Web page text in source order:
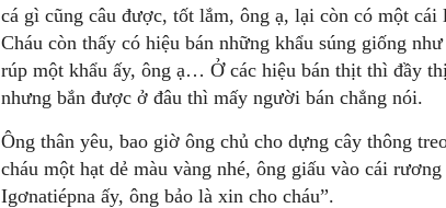
cá gì cũng câu được, tốt lắm, ông ạ, lại còn có một
Cháu còn thấy có hiệu bán những khẩu súng giống
rúp một khẩu ấy, ông ạ… Ở các hiệu bán thịt thì đầy
nhưng bắn được ở đâu thì mấy người bán chẳng nói.
Ông thân yêu, bao giờ ông chủ cho dựng cây thông
cháu một hạt dẻ màu vàng nhé, ông giấu vào cái
Igơnatiépna ấy, ông bảo là xin cho cháu”.